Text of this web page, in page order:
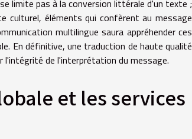
limite pas à la conversion littérale d'un texte ;
culturel, éléments qui confèrent au message
multilingue saura appréhender ces
En définitive, une traduction de haute qualité
l'intégrité de l'interprétation du message.
et les services